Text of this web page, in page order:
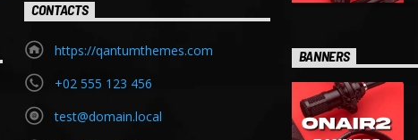
CONTACTS
https://qantumthemes.com
+02 555 123 456
test@domain.local
BANNERS